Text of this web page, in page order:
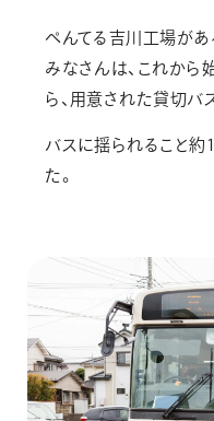
ぺんてる吉川工場があ
みなさんは、これから
ら、用意された貸切バ
バスに揺られること約
た。